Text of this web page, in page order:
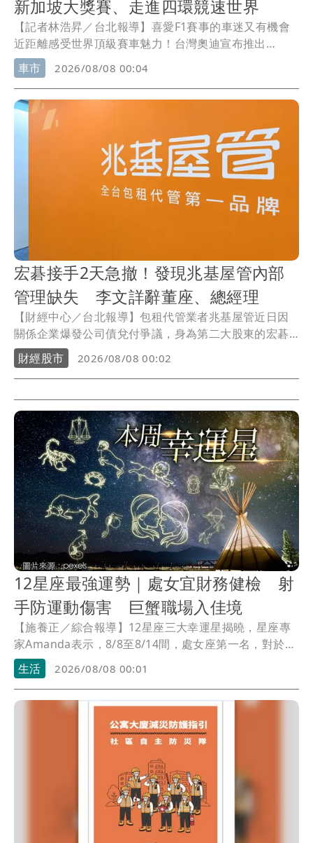
新加坡大獎賽、走進四環競速世界
【記者林浩昇／台北報導】喜愛F1賽事的車迷又有機會
近距離感受世界頂級賽車魅力！台灣奧迪宣布推出
「2026 Formula 1 Singapore Grand Prix 新加坡大獎
賽 Audi 極速之旅」，即日起正式開放報名，邀請Audi車
主及四環品牌車迷前進新加坡，親臨Formula 1唯一夜間
街道賽，除了欣賞頂尖車手在濱海灣街頭展開高速競
逐，更將安排Paddock圍場、車庫導覽及品牌專屬活
動，深入感受Audi的賽車文化與競速基因。
車市 2026/08/08 00:04
宏碁接手2天急撤！發現兆基屋管內部
管理缺失 李文詳辭董座、總經理
【財經中心／台北報導】包租代管業者兆基屋管近日因
關係企業爆發公司債兌付爭議，身為第二大股東的宏碁
原本派任法人代表李文詳接掌董事長，盼強化公司治
理，但接任僅2天，宏碁7日晚間發布重大訊息指出，李
文詳接手後發現兆基屋管存在內部管理缺失，因此辭去
董事長、法人董事及總經理等職務，宏碁並同步退出經
營層。
財經股市 2026/08/08 00:02
12星座最強運勢｜處女宜財務健檢 射
手防運動傷害 巨蟹職場入佳境
【施養正／綜合報導】12星座三大幸運星揭曉，星座專
家Amanda表示，8/8至8/14間，處女座第一名，對於非
必要支出展現極佳的克制力，適合進行財務檢視。射手
座第二名，需注意腿部肌肉拉傷或關節保健。巨蟹座第
三名，職場表現漸入佳境，過去累積的能量與努力逐漸
轉化為實質回報。
生活 2026/08/08 00:01